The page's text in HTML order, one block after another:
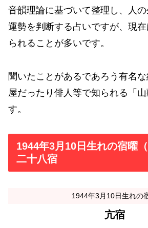
音韻理論に基づいて整理し、人
運勢を判断する占いですが、現
られることが多いです。
聞いたことがあるであろう有名
屋だったり俳人等で知られる「
す。
1944年3月10日生れの宿曜
二十八宿
1944年3月10日生れの
亢宿